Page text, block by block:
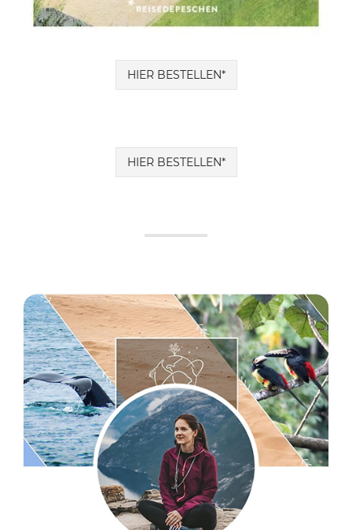
HIER BESTELLEN*
HIER BESTELLEN*